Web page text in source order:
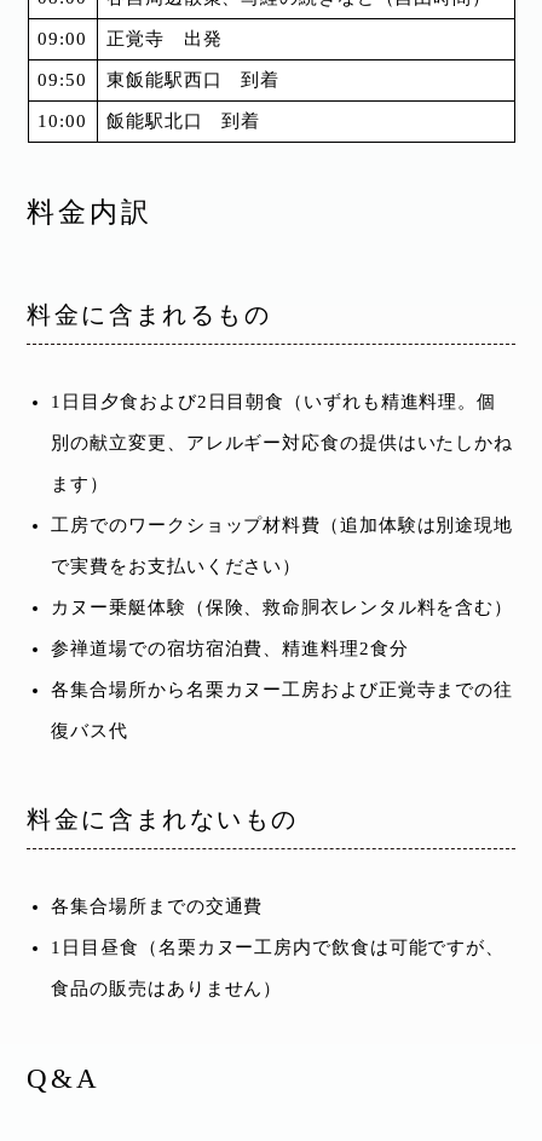
09:00 正覚寺 出発
09:50 東飯能駅西口 到着
10:00 飯能駅北口 到着
料金内訳
料金に含まれるもの
1日目夕食および2日目朝食（いずれも精進料理。個
別の献立変更、アレルギー対応食の提供はいたしかね
ます）
工房でのワークショップ材料費（追加体験は別途現地
で実費をお支払いください）
カヌー乗艇体験（保険、救命胴衣レンタル料を含む）
参禅道場での宿坊宿泊費、精進料理2食分
各集合場所から名栗カヌー工房および正覚寺までの往
復バス代
料金に含まれないもの
各集合場所までの交通費
1日目昼食（名栗カヌー工房内で飲食は可能ですが、
食品の販売はありません）
Q&A